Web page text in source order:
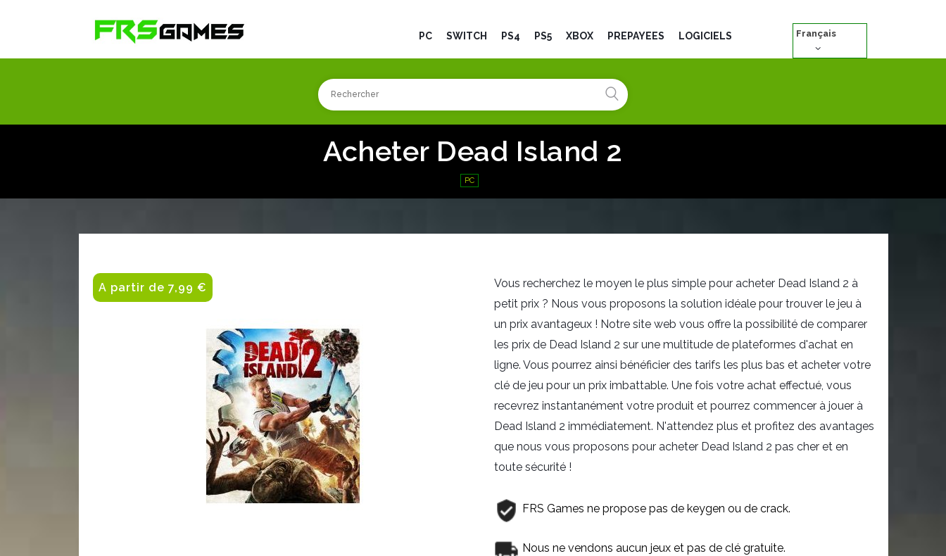
PC SWITCH PS4 PS5 XBOX PRÉPAYÉES LOGICIELS Français
Acheter Dead Island 2
PC
A partir de 7,99 €
Vous recherchez le moyen le plus simple pour acheter Dead Island 2 à
petit prix ? Nous vous proposons la solution idéale pour trouver le jeu à
un prix avantageux ! Notre site web vous offre la possibilité de comparer
les prix de Dead Island 2 sur une multitude de plateformes d'achat en
ligne. Vous pourrez ainsi bénéficier des tarifs les plus bas et acheter votre
clé de jeu pour un prix imbattable. Une fois votre achat effectué, vous
recevrez instantanément votre produit et pourrez commencer à jouer à
Dead Island 2 immédiatement. N'attendez plus et profitez des avantages
que nous vous proposons pour acheter Dead Island 2 pas cher et en
toute sécurité !
FRS Games ne propose pas de keygen ou de crack.
Nous ne vendons aucun jeux et pas de clé gratuite.